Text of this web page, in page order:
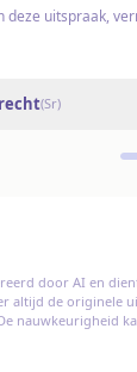
deze uitspraak,
(Sr)
door AI en
altijd de originele
nauwkeurigheid